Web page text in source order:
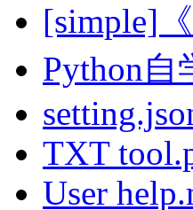
[simple]
Python自
TXT
User